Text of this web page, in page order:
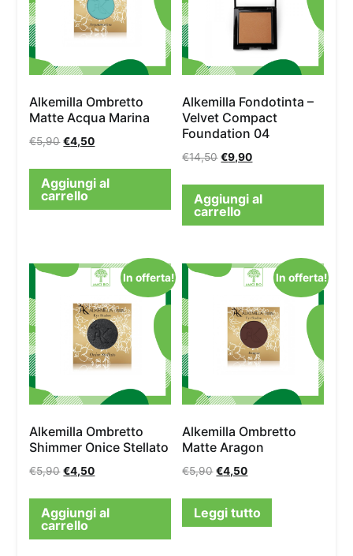
Alkemilla Ombretto
Matte Acqua Marina
€5,90 €4,50
Aggiungi al
carrello
Alkemilla Fondotinta –
Velvet Compact
Foundation 04
€14,50 €9,90
Aggiungi al
carrello
In offerta!
Alkemilla Ombretto
Shimmer Onice Stellato
€5,90 €4,50
Aggiungi al
carrello
In offerta!
Alkemilla Ombretto
Matte Aragon
€5,90 €4,50
Leggi tutto